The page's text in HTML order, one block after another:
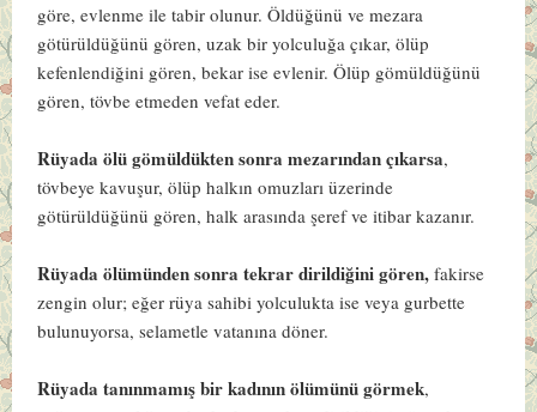
göre, evlenme ile tabir olunur. Öldüğünü ve mezara
götürüldüğünü gören, uzak bir yolculuğa çıkar, ölüp
kefenlendiğini gören, bekar ise evlenir. Ölüp gömüldüğünü
gören, tövbe etmeden vefat eder.
Rüyada ölü gömüldükten sonra mezarından çıkarsa,
tövbeye kavuşur, ölüp halkın omuzları üzerinde
götürüldüğünü gören, halk arasında şeref ve itibar kazanır.
Rüyada ölümünden sonra tekrar dirildiğini gören, fakirse
zengin olur; eğer rüya sahibi yolculukta ise veya gurbette
bulunuyorsa, selametle vatanına döner.
Rüyada tanınmamış bir kadının ölümünü görmek,